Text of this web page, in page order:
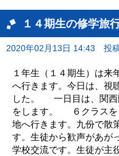
１４期生の修学旅
2020年02月13日 14:43 投
１年生（１４期生）は来
へ行きます。今日は、視
した。 一日目は、関西
をします。 ６クラスを
地へ行きます。九份で散
す。生徒から歓声があ
学校交流です。生徒が主